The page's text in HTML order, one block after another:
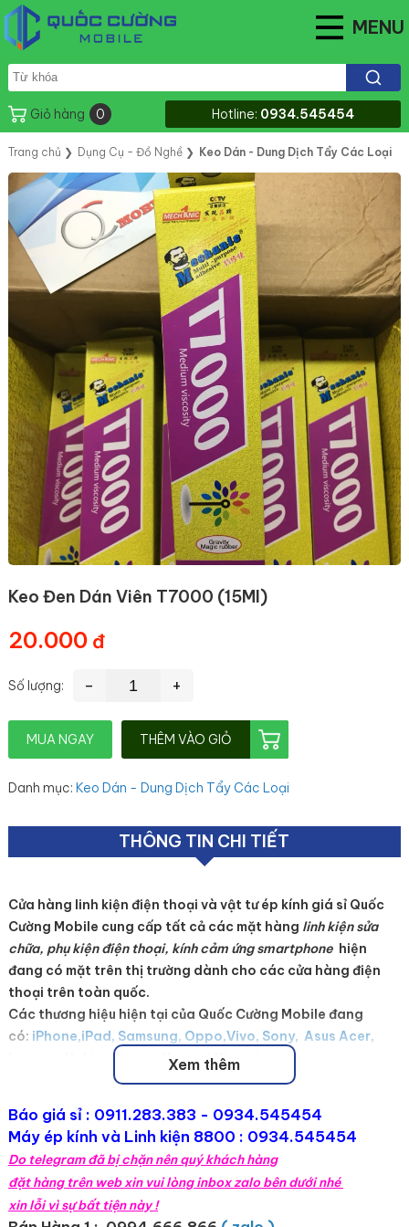
MENU
Giỏ hàng 0 Hotline: 0934.545454
Trang chủ ❯ Dụng Cụ - Đồ Nghề❯ Keo Dán - Dung Dịch Tẩy Các Loại
Keo Đen Dán Viên T7000 (15Ml)
20.000
Số lượng: - +
MUA NGAY THÊM VÀO GIỎ
Danh mục: Keo Dán - Dung Dịch Tẩy Các Loại
THÔNG TIN CHI TIẾT
Cửa hàng linh kiện điện thoại và vật tư ép kính giá sỉQuốc
Cường Mobile cung cấp tất cả các mặt hàng linh kiện sửa
chữa, phụ kiện điện thoại, kính cảm ứng smartphone hiện
đang có mặt trên thị trường dành cho các cửa hàng điện
thoại trên toàn quốc.
Các thương hiệu hiện tại của Quốc Cường Mobile đang
có: iPhone,iPad, Samsung, Oppo,Vivo, Sony, Asus Acer,
Lenovo, Nokia, Gionee,Huawei,Xiaomi ...
cho các cửa hàng linh kiện điện thoại bán sỉ hoặc các cửa
hàng sửa chữa, anh em kỹ thuật với giá cạnh tranh trên
toàn quốc. Mọi chi tiết xin liên hệ trực tiếp hoặc gọi điện
thoại đến Hotline0934545454để được tư vấn cũng như
biết thêm thông tin chi tiết.
Xem thêm
Báo giá sỉ : 0911.283.383 - 0934.545454
Máy ép kính và Linh kiện 8800 : 0934.545454
Do telegram đã bị chặn nên quý khách hàng
đặt hàng trên web xin vui lòng inbox zalo bên dưới nhé
xin lỗi vì sự bất tiện này !